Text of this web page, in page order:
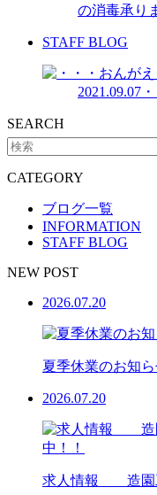
の消毒承り
STAFF BLOG
2021.09.07
SEARCH
CATEGORY
ブログ一覧
INFORMATION
STAFF BLOG
NEW POST
2026.07.20
夏季休業のお知
2026.07.20
求人情報 造園工